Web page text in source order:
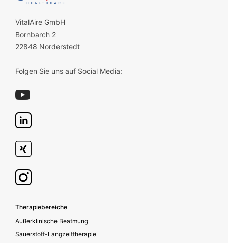
VitalAire GmbH
Bornbarch 2
22848 Norderstedt
Folgen Sie uns auf Social Media:
Footer secondary
Therapiebereiche
Außerklinische Beatmung
Sauerstoff-Langzeittherapie